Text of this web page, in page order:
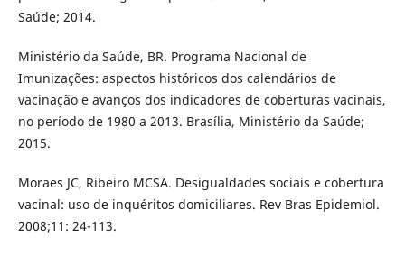
Saúde; 2014.
Ministério da Saúde, BR. Programa Nacional de
Imunizações: aspectos históricos dos calendários de
vacinação e avanços dos indicadores de coberturas vacinais,
no período de 1980 a 2013. Brasília, Ministério da Saúde;
2015.
Moraes JC, Ribeiro MCSA. Desigualdades sociais e cobertura
vacinal: uso de inquéritos domiciliares. Rev Bras Epidemiol.
2008;11: 24-113.